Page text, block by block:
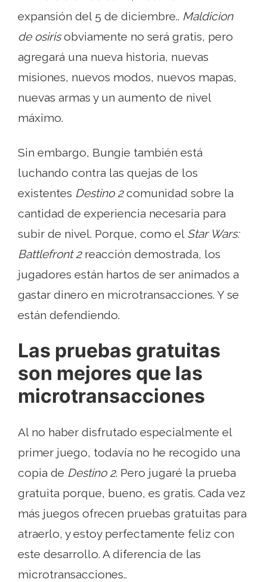
expansión del 5 de diciembre.. Maldicion
de osirisobviamente no será gratis, pero
agregará una nueva historia, nuevas
misiones, nuevos modos, nuevos mapas,
nuevas armas y un aumento de nivel
máximo.
Sin embargo, Bungie también está
luchando contra las quejas de los
existentes Destino 2comunidad sobre la
cantidad de experiencia necesaria para
subir de nivel. Porque, como el Star Wars:
Battlefront 2reacción demostrada, los
jugadores están hartos de ser animados a
gastar dinero en microtransacciones. Y se
están defendiendo.
Las pruebas gratuitas
son mejores que las
microtransacciones
Al no haber disfrutado especialmente el
primer juego, todavía no he recogido una
copia de Destino 2. Pero jugaré la prueba
gratuita porque, bueno, es gratis. Cada vez
más juegos ofrecen pruebas gratuitas para
atraerlo, y estoy perfectamente feliz con
este desarrollo. A diferencia de las
microtransacciones..